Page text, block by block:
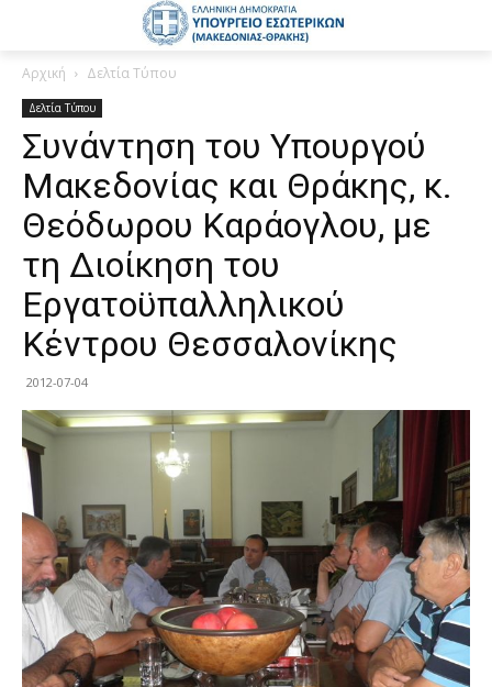
Αρχική Δελτία Τύπου
Δελτία Τύπου
Συνάντηση του Υπουργού
Μακεδονίας και Θράκης, κ.
Θεόδωρου Καράογλου, με
τη Διοίκηση του
Εργατοϋπαλληλικού
Κέντρου Θεσσαλονίκης
2012-07-04